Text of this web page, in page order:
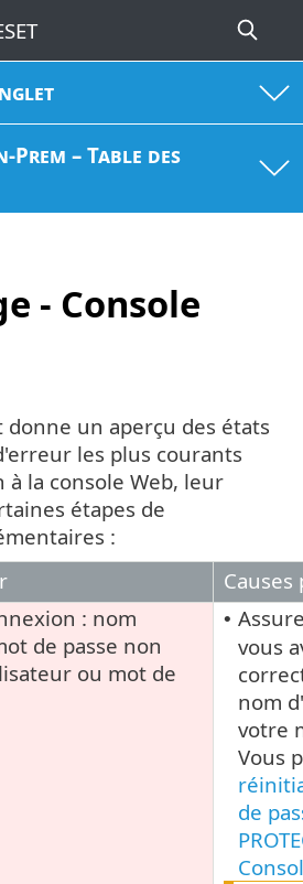
Prem – Table des
- Console
donne un aperçu des états
les plus courants
à la console Web, leur
étapes de
:
Causes
: nom
de passe non
ou mot de
•
vous
nom
votre
Vous
de